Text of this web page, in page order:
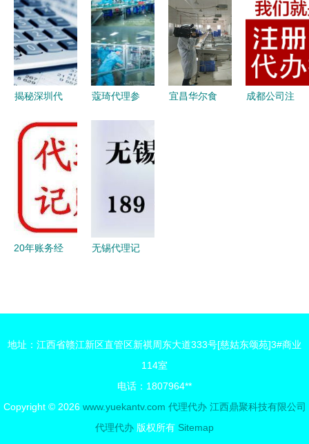
加工贴牌定
制,20年化
妆品专业实
力工厂帮您
打造
厂助力
OEM/ODM
定制新篇章
如何选择优
质供应商与
代理模式
的商业机遇
解析（附货
源启动指
南）
揭秘深圳代
会计记账一
般多少钱及
析
蔻琦代理参
见证品质与
专业的力量
宜昌华尔食
成都公司注
20年账务经
南
无锡代理记
地址：江西省赣江新区直管区新祺周东大道333号[慈姑东颂苑]3#商业
114室
电话：1807964**
Copyright © 2026 www.yuekantv.com 代理代办 江西鼎聚科技有限公司
代理代办 版权所有 Sitemap